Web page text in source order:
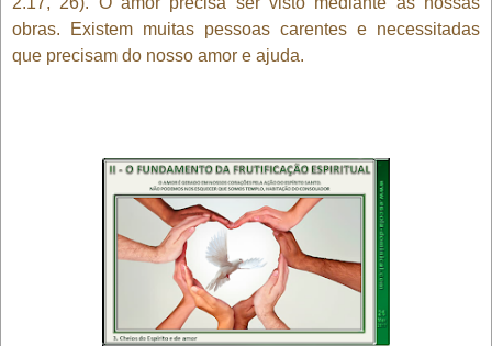
obras. Existem muitas pessoas carentes e necessitadas
que precisam do nosso amor e ajuda.